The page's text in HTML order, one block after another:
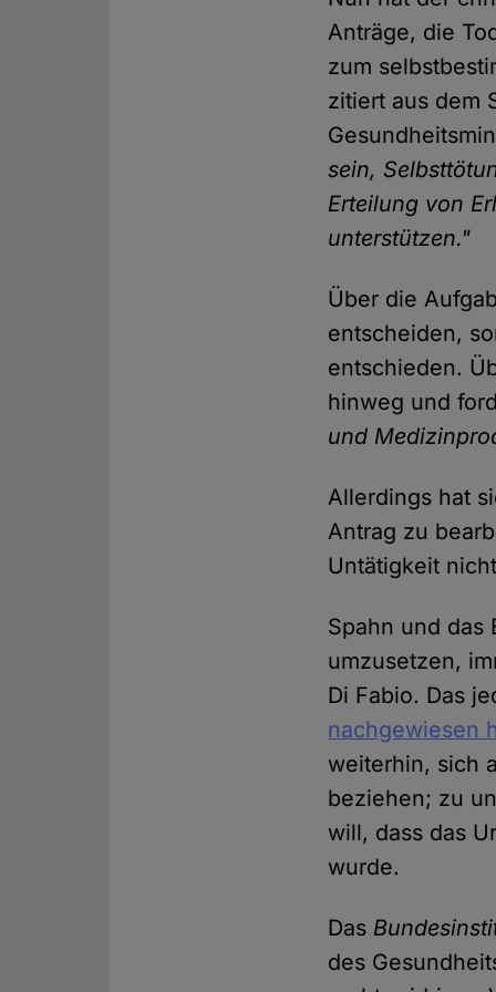
Anträge, die
zum
zitiert aus dem
sein,
Erteilung von
unterstützen."
Über die
entscheiden,
entschieden.
hinweg und
und
Allerdings hat
Antrag zu
Untätigkeit
Spahn und das
umzusetzen,
Di Fabio. Das
nachgewiesen
weiterhin, sich
beziehen; zu
will, dass das
wurde.
Das
des